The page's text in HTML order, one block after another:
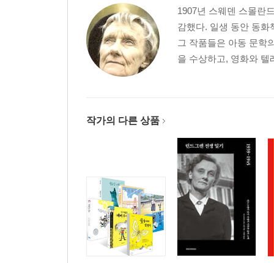
1907년 스웨덴 스몰란
감했다. 일생 동안 동화
그 작품들은 아동 문학
을 수상하고, 영화와 텔
작가의 다른 상품